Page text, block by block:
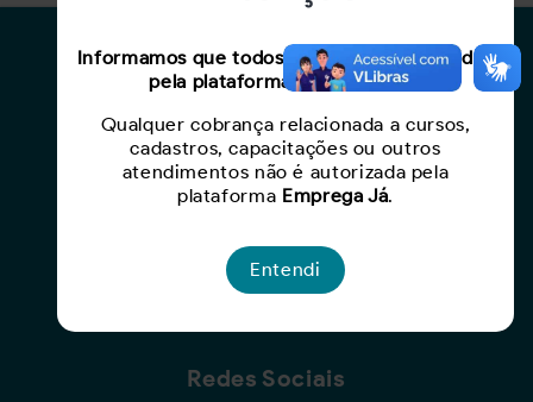
Para Candidatos
Cadastro de Currículo
Capacite-se
Criar Oportunidade
Redes Sociais
Informamos que todos os serviços oferecidos
pela plataforma são gratuitos.
Qualquer cobrança relacionada a cursos,
cadastros, capacitações ou outros
atendimentos não é autorizada pela
plataforma Emprega Já.
Entendi